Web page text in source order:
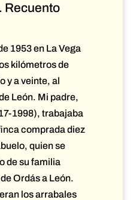
Recuento
1953 en La Vega
kilómetros de
y a veinte, al
León. Mi padre,
1998), trabajaba
comprada diez
quien se
de su familia
Ordás a León.
los arrabales